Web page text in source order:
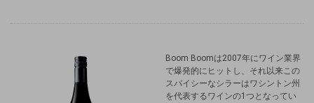
Boom Boomは2007年にワイン業界
で爆発的にヒットし、それ以来この
スパイシーなシラーはワシントン州
を代表するワインの1つとなってい